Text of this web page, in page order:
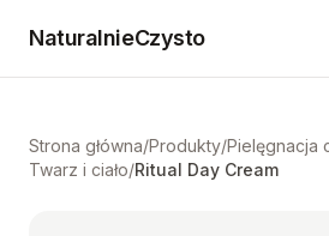
NaturalnieCzysto
Strona główna/Produkty/Pielęgnacja
Twarz i ciało/Ritual Day Cream